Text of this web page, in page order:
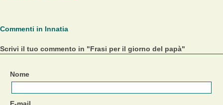
Commenti in Innatia
Scrivi il tuo commento in "Frasi per il giorno del papà"
Nome